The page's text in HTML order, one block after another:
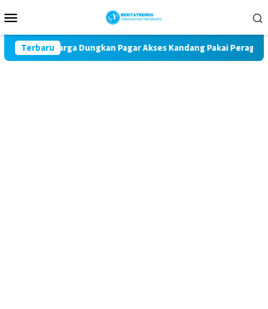
ke
Mobile
Terbaru
Warga Dungkan Pagar Akses Kandang Pakai Peraga Adat